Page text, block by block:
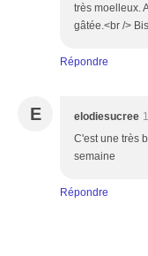
très moelleux.
gâtée.<br />
Répondre
E elodiesucree
C'est une très
semaine
Répondre